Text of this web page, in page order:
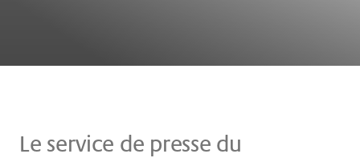
Le ser­vice de pres­se du